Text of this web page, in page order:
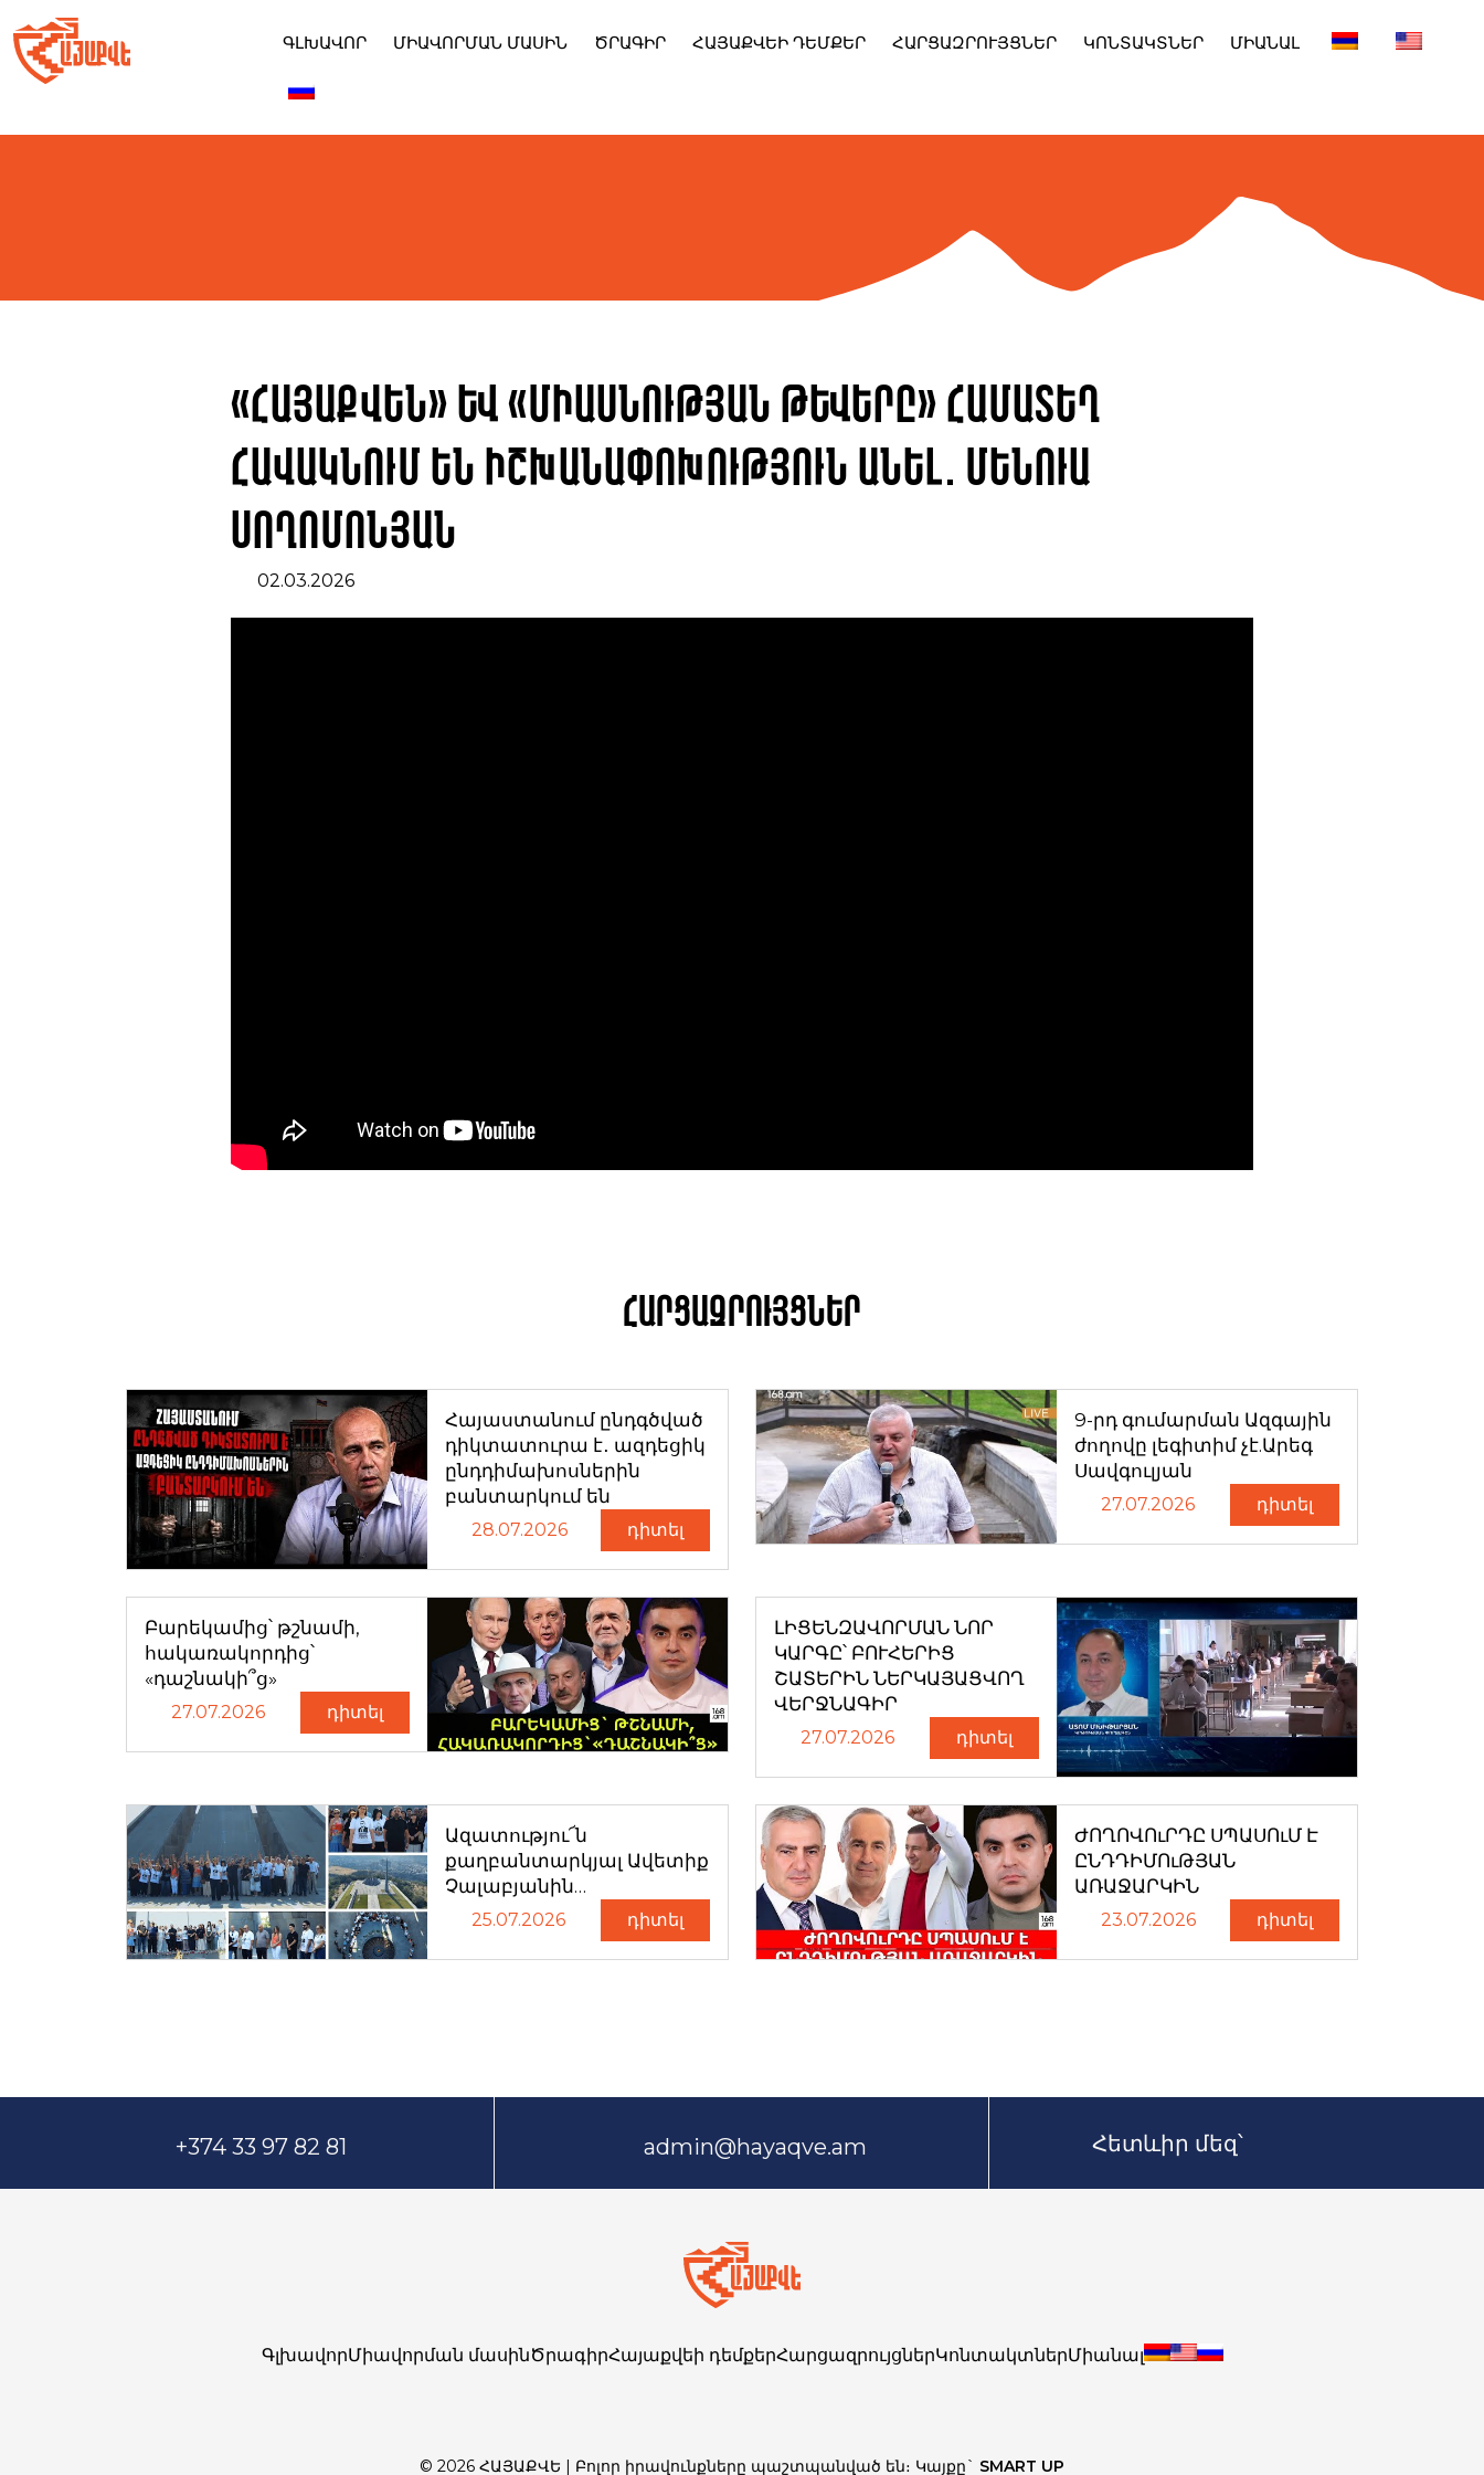
to
content
ԳԼԽԱՎՈՐ ՄԻԱՎՈՐՄԱՆ ՄԱՍԻՆ ԾՐԱԳԻՐ ՀԱՅԱՔՎԵԻ ԴԵՄՔԵՐ ՀԱՐՑԱԶՐՈՒՅՑՆԵՐ ԿՈՆՏԱԿՏՆԵՐ ՄԻԱՆԱԼ
«ՀայաՔվեն» և «Միասնության թևերը» համատեղ
հավակնում են իշխանափոխություն անել. Մենուա
Սողոմոնյան
02.03.2026
Հարցազրույցներ
Հայաստանում ընդգծված
դիկտատուրա է․ ազդեցիկ
ընդդիմախոսներին
բանտարկում են
28.07.2026 դիտել
9-րդ գումարման Ազգային
ժողովը լեգիտիմ չէ.Արեգ
Սավգուլյան
27.07.2026 դիտել
Բարեկամից՝ թշնամի,
հակառակորդից՝
«դաշնակի՞ց»
27.07.2026 դիտել
ԼԻՑԵՆԶԱՎՈՐՄԱՆ ՆՈՐ
ԿԱՐԳԸ՝ ԲՈՒՀԵՐԻՑ
ՇԱՏԵՐԻՆ ՆԵՐԿԱՅԱՑՎՈՂ
ՎԵՐՋՆԱԳԻՐ
27.07.2026 դիտել
Ազատությու՜ն
քաղբանտարկյալ Ավետիք
Չալաբյանին…
25.07.2026 դիտել
ԺՈՂՈՎՈւՐԴԸ ՍՊԱՍՈւՄ Է
ԸՆԴԴԻՄՈւԹՅԱՆ
ԱՌԱՋԱՐԿԻՆ
23.07.2026 դիտել
+374 33 97 82 81 admin@hayaqve.am Հետևիր մեզ՝
ԳլխավորՄիավորման մասինԾրագիրՀայաքվեի դեմքերՀարցազրույցներԿոնտակտներՄիանալ
© 2026 ՀԱՅԱՔՎԵ | Բոլոր իրավունքները պաշտպանված են։ Կայքը` SMART UP